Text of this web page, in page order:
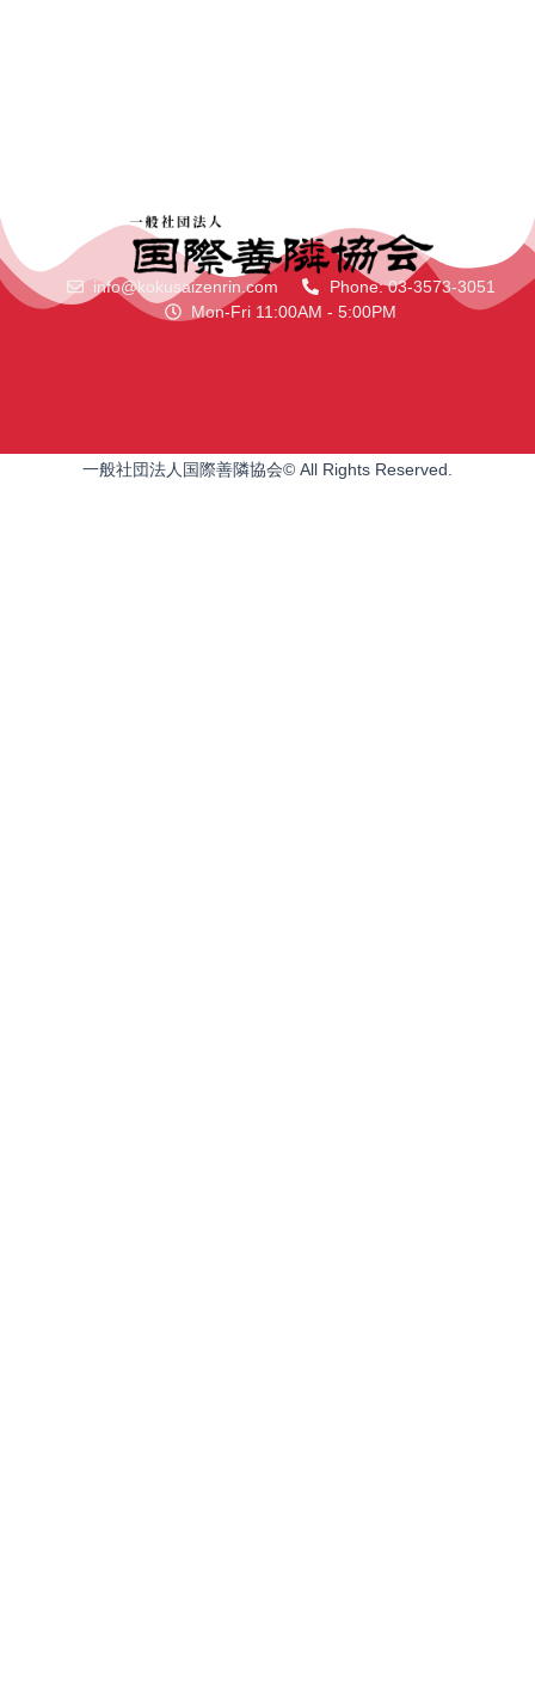
info@kokusaizenrin.com
Phone: 03-3573-3051
Mon-Fri 11:00AM - 5:00PM
一般社団法人国際善隣協会© All Rights Reserved.